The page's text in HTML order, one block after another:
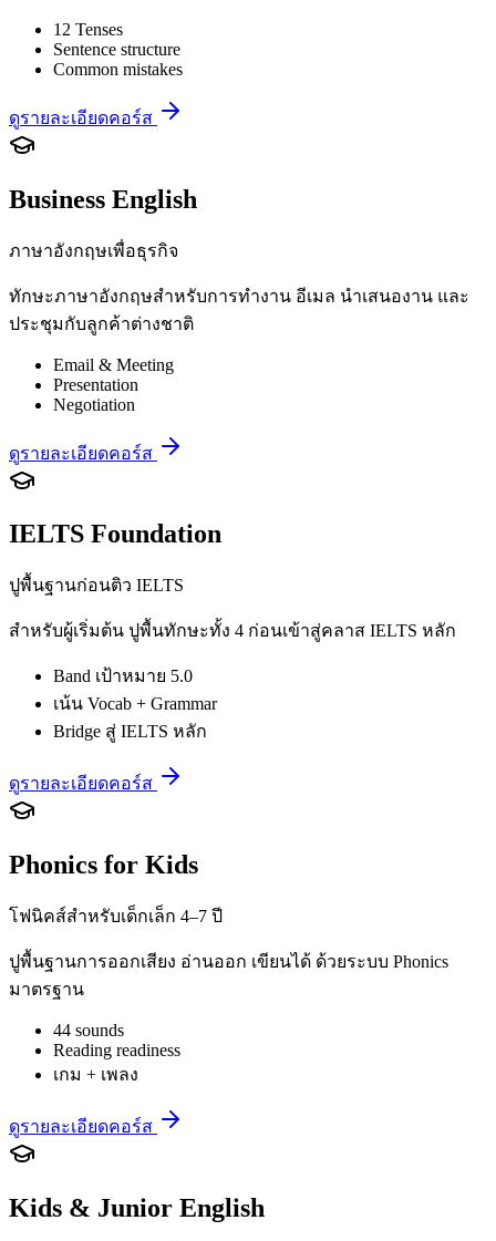
12 Tenses
Sentence structure
Common mistakes
ดูรายละเอียดคอร์ส
Business English
ภาษาอังกฤษเพื่อธุรกิจ
ทักษะภาษาอังกฤษสำหรับการทำงาน อีเมล นำเสนองาน และ
ประชุมกับลูกค้าต่างชาติ
Email & Meeting
Presentation
Negotiation
ดูรายละเอียดคอร์ส
IELTS Foundation
ปูพื้นฐานก่อนติว IELTS
สำหรับผู้เริ่มต้น ปูพื้นทักษะทั้ง 4 ก่อนเข้าสู่คลาส IELTS หลัก
Band เป้าหมาย 5.0
เน้น Vocab + Grammar
Bridge สู่ IELTS หลัก
ดูรายละเอียดคอร์ส
Phonics for Kids
โฟนิคส์สำหรับเด็กเล็ก 4–7 ปี
ปูพื้นฐานการออกเสียง อ่านออก เขียนได้ ด้วยระบบ Phonics
มาตรฐาน
44 sounds
Reading readiness
เกม + เพลง
ดูรายละเอียดคอร์ส
Kids & Junior English